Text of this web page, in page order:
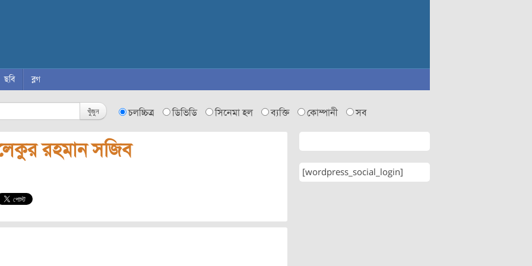
ছবি ব্লগ
খুঁজুন চলচ্চিত্র ডিভিডি সিনেমা হল ব্যক্তি কোম্পানী সব
রহমান সজিব
[wordpress_social_login]